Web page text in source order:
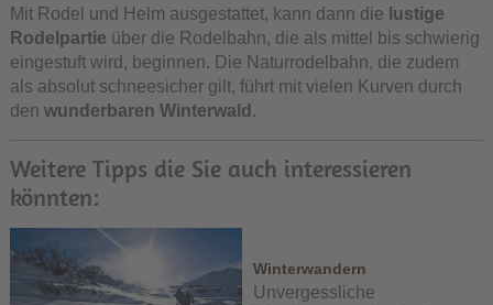
Mit Rodel und Helm ausgestattet, kann dann die lustige
Rodelpartie über die Rodelbahn, die als mittel bis schwierig
eingestuft wird, beginnen. Die Naturrodelbahn, die zudem
als absolut schneesicher gilt, führt mit vielen Kurven durch
den wunderbaren Winterwald .
Weitere Tipps die Sie auch interessieren
könnten:
Winterwandern
Unvergessliche